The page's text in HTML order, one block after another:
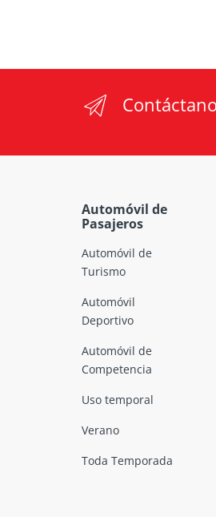
Automóvil de
Pasajeros
Automóvil de
Turismo
Automóvil
Deportivo
Automóvil de
Competencia
Uso temporal
Verano
Toda Temporada